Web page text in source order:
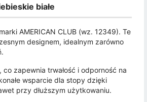
białe
AMERICAN CLUB (wz. 12349). Te
designem, idealnym zarówno
zapewnia trwałość i odporność na
wsparcie dla stopy dzięki
przy dłuższym użytkowaniu.